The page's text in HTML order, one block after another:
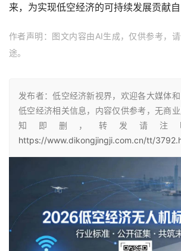
来，为实现低空经济的可持续发展贡献自
作者声明：图文内容由AI生成，仅供参考，
途。
发布者：低空经济新视界，欢迎各大媒体
低空经济相关信息，内容仅供参考，无商
知即删，转发请注
https://www.dikongjingji.com.cn/tt/